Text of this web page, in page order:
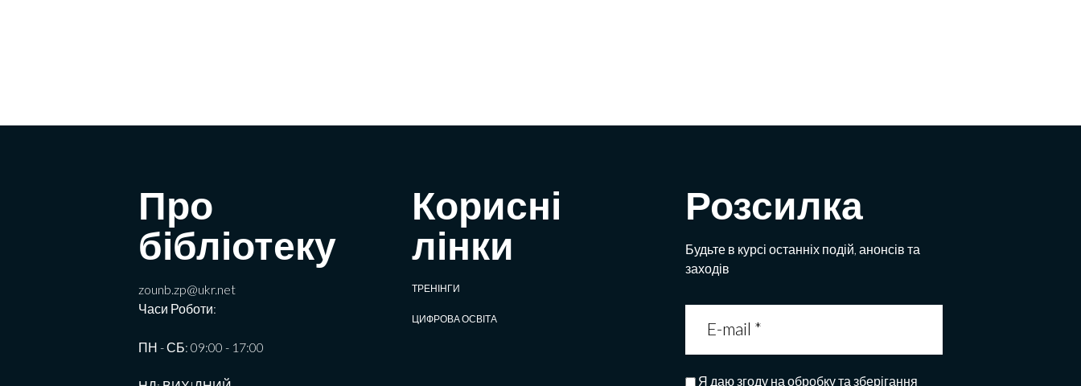
Про
бібліотеку
zounb.zp@ukr.net
Часи Роботи:
ПН - СБ: 09:00 - 17:00
Корисні
лінки
ТРЕНІНГИ
ЦИФРОВА ОСВІТА
Розсилка
Будьте в курсі останніх подій, анонсів та
заходів
Я даю згоду на обробку та зберігання